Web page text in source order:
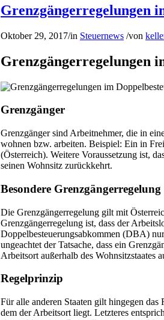
Grenzgängerregelungen
Oktober 29, 2017/in Steuernews /von
Grenzgängerregelungen
Grenzgänger
Grenzgänger sind Arbeitnehmer, die in
wohnen bzw. arbeiten. Beispiel: Ein in
(Österreich). Weitere Voraussetzung ist,
seinen Wohnsitz zurückkehrt.
Besondere Grenzgängerregelung
Die Grenzgängerregelung gilt mit
Grenzgängerregelung ist, dass der
Doppelbesteuerungsabkommen (DBA)
ungeachtet der Tatsache, dass ein
Arbeitsort außerhalb des Wohnsitzstaates
Regelprinzip
Für alle anderen Staaten gilt hingegen
dem der Arbeitsort liegt. Letzteres